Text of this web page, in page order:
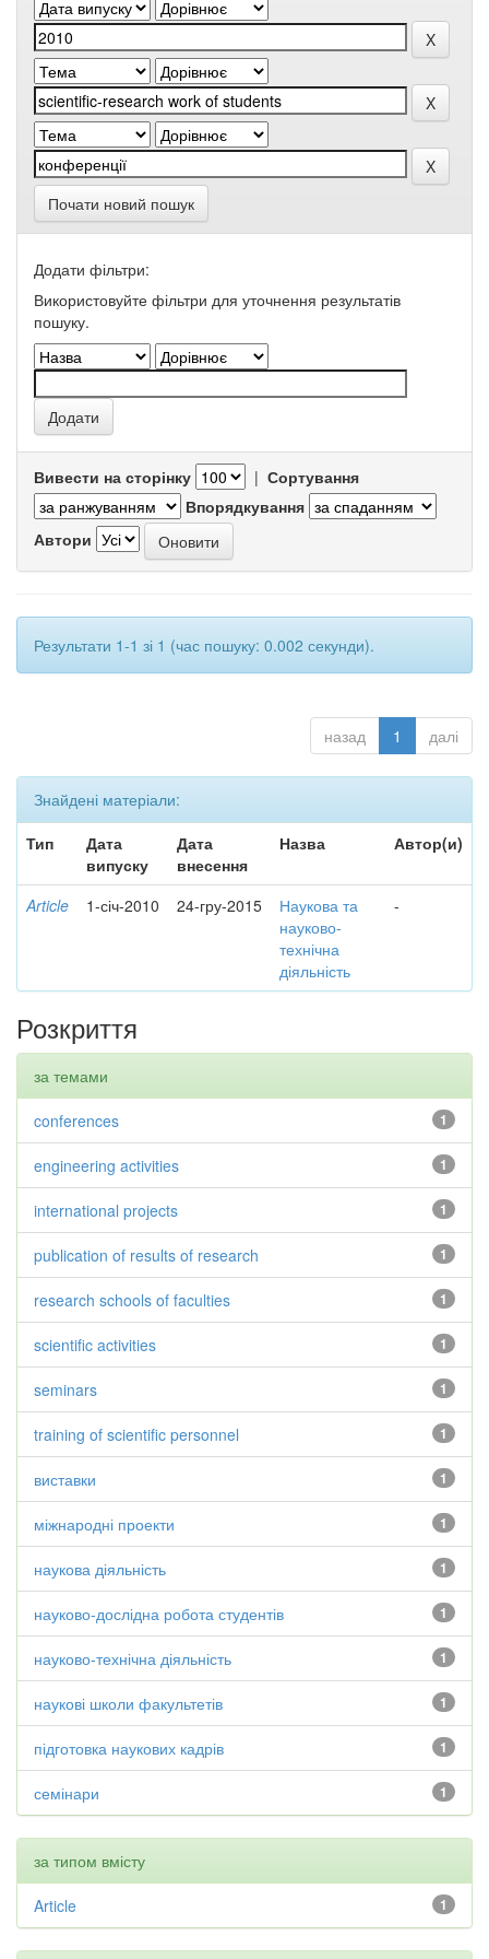
Почати новий пошук
Додати фільтри:
Використовуйте фільтри для уточнення результатів
пошуку.
Вивести на сторінку | Сортування
Впорядкування
Автори
Результати 1-1 зі 1 (час пошуку: 0.002 секунди).
назад 1 далі
Знайдені матеріали:
Тип
Дата
випуску
Дата
внесення
Назва Автор(и)
Article 1-січ-2010 24-гру-2015
Наукова та
науково-
технічна
діяльність
-
Розкриття
за темами
1
conferences
1
engineering activities
1
international projects
1
publication of results of research
1
research schools of faculties
1
scientific activities
1
seminars
1
training of scientific personnel
1
виставки
1
міжнародні проекти
1
наукова діяльність
1
науково-дослідна робота студентів
1
науково-технічна діяльність
1
наукові школи факультетів
1
підготовка наукових кадрів
1
семінари
за типом вмісту
1
Article